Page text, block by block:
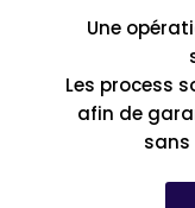
Une
Les process
afin de
sans